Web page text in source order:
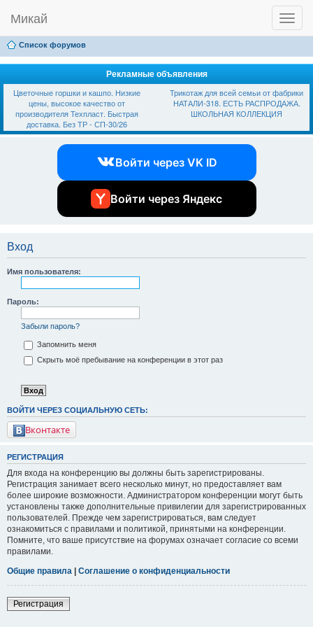
T
o
g
l
n
a
v
g
Микай
Ссылки Вход
Список форумов
Рекламные объявления
Цветочные горшки и кашпо. Низкие
цены, высокое качество от
производителя Техпласт. Быстрая
доставка. Без ТР - СП-30/26
Трикотаж для всей семьи от фабрики
НАТАЛИ-318. ЕСТЬ РАСПРОДАЖА.
ШКОЛЬНАЯ КОЛЛЕКЦИЯ
Войти через VK ID
Войти через Яндекс
Вход
Имя пользователя:
Пароль:
Забыли пароль?
Запомнить меня
Скрыть моё пребывание на конференции в этот раз
ВОЙТИ ЧЕРЕЗ СОЦИАЛЬНУЮ СЕТЬ:
Вконтакте
РЕГИСТРАЦИЯ
Для входа на конференцию вы должны быть зарегистрированы.
Регистрация занимает всего несколько минут, но предоставляет вам
более широкие возможности. Администратором конференции могут быть
установлены также дополнительные привилегии для зарегистрированных
пользователей. Прежде чем зарегистрироваться, вам следует
ознакомиться с правилами и политикой, принятыми на конференции.
Помните, что ваше присутствие на форумах означает согласие со всеми
правилами.
Общие правила
Соглашение о конфиденциальности
Регистрация